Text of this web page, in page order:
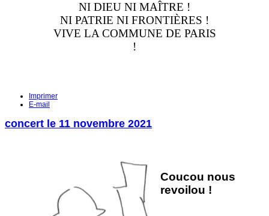
NI DIEU NI MAÎTRE !
NI PATRIE NI FRONTIÈRES !
VIVE LA COMMUNE DE PARIS
!
Imprimer
E-mail
concert le 11 novembre 2021
Coucou nous
revoilou !